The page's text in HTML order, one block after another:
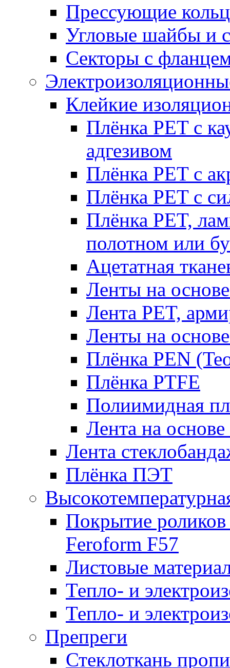
Прессующие
Угловые шайбы и
Секторы с
Клейкие
Плёнка PET с
адгезивом
Плёнка PET с
Плёнка PET с
Плёнка PET,
полотном или
Ацетатная
Ленты на
Лента PET,
Ленты на
Плёнка PEN
Плёнка PTFE
Полиимидная
Лента на
Лента
Плёнка ПЭТ
Покрытие
Feroform F57
Листовые
Тепло- и
Тепло- и
Препреги
Стеклоткань